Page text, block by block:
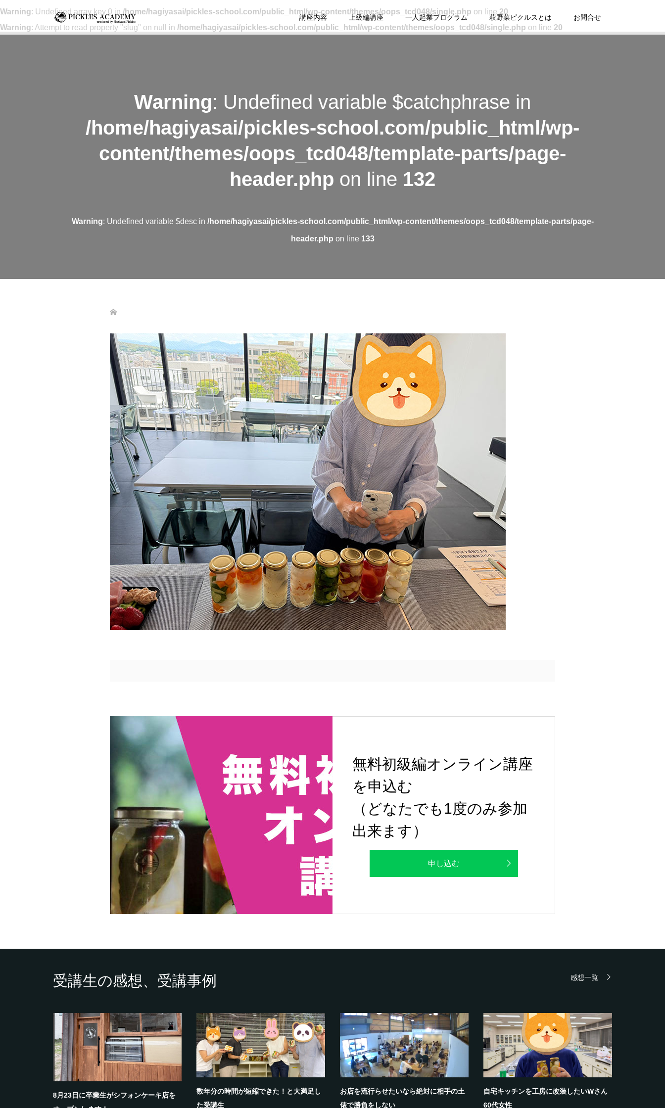
講座内容 上級編講座 一人起業プログラム 萩野菜ピクルスとは お問合せ
Warning: Undefined array key 0 in /home/hagiyasai/pickles-school.com/public_html/wp-content/themes/oops_tcd048/single.php on line 20
Warning: Attempt to read property "slug" on null in /home/hagiyasai/pickles-school.com/public_html/wp-content/themes/oops_tcd048/single.php on line 20
Warning: Undefined variable $catchphrase in
/home/hagiyasai/pickles-school.com/public_html/wp-
content/themes/oops_tcd048/template-parts/page-
header.php on line 132
Warning: Undefined variable $desc in /home/hagiyasai/pickles-school.com/public_html/wp-content/themes/oops_tcd048/template-parts/page-
header.php on line 133
無料初級編オンライン講座
を申込む
（どなたでも1度のみ参加
出来ます）
申し込む
受講生の感想、受講事例 感想一覧
8月23日に卒業生がシフォンケーキ店を
数年分の時間が短縮できた！と大満足し
た受講生
お店を流行らせたいなら絶対に相手の土
俵で勝負をしない
自宅キッチンを工房に改装したいWさん
60代女性